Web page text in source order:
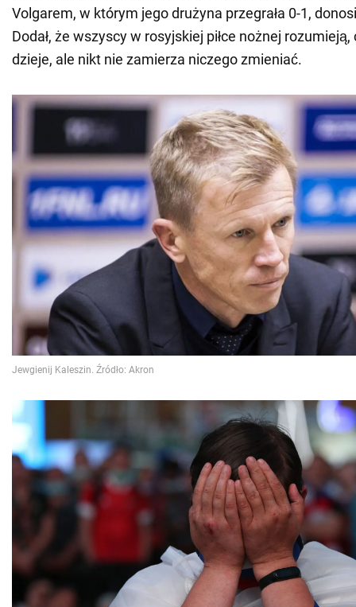
Volgarem, w którym jego drużyna przegrała 0-1,
Dodał, że wszyscy w rosyjskiej piłce nożnej
dzieje, ale nikt nie zamierza niczego zmieniać.